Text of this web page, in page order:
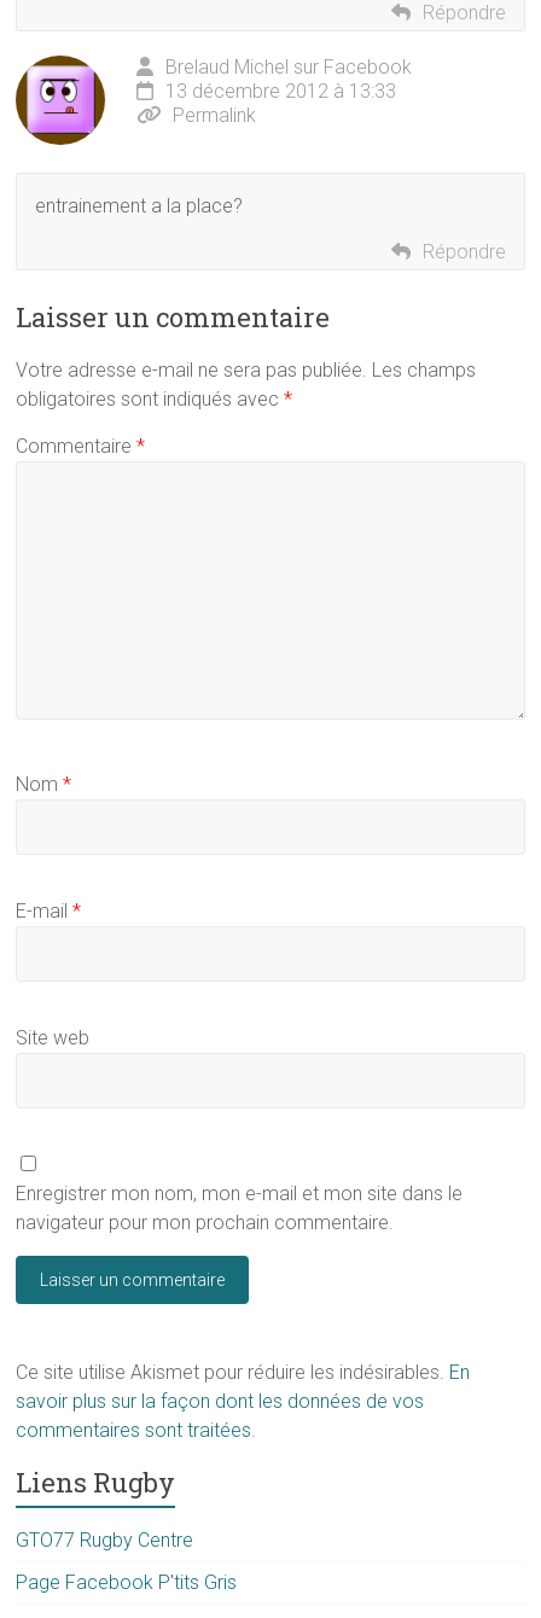
Répondre
Brelaud Michel sur Facebook
13 décembre 2012 à 13:33
Permalink
entrainement a la place?
Répondre
Laisser un commentaire
Votre adresse e-mail ne sera pas publiée. Les champs
obligatoires sont indiqués avec*
Commentaire*
Nom*
E-mail*
Site web
Enregistrer mon nom, mon e-mail et mon site dans le
navigateur pour mon prochain commentaire.
Ce site utilise Akismet pour réduire les indésirables. En
savoir plus sur la façon dont les données de vos
commentaires sont traitées.
Liens Rugby
GTO77 Rugby Centre
Page Facebook P'tits Gris